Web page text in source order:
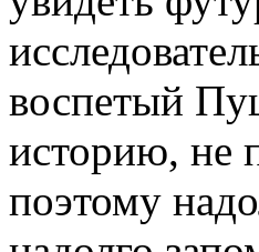
воспетый
историю, не
поэтому